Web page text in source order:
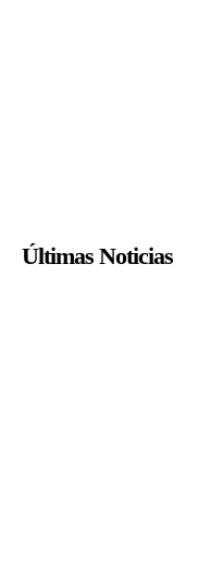
Últimas Noticias